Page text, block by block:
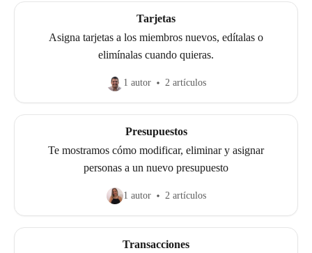
Tarjetas
Asigna tarjetas a los miembros nuevos, edítalas o
elimínalas cuando quieras.
1 autor 2 artículos
Presupuestos
Te mostramos cómo modificar, eliminar y asignar
personas a un nuevo presupuesto
1 autor 2 artículos
Transacciones